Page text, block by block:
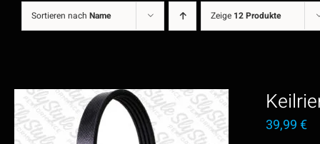
Sortieren nach Name Zeige 12 Produkte
39,99€